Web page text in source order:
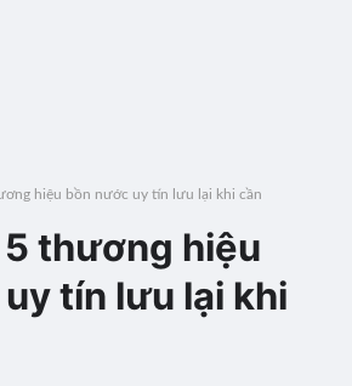
hiệu bồn nước uy tín lưu lại khi cần
thương hiệu
tín lưu lại khi